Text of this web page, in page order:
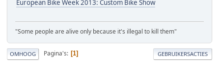
European Bike Week 2013: Custom Bike Show
"Some people are alive only because it's illegal to kill them"
OMHOOG Pagina's 1 GEBRUIKERSACTIES